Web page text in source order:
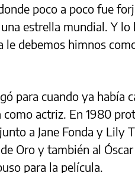
poco a poco fue
estrella mundial. Y
le debemos himnos
para cuando ya había
actriz. En 1980
a Jane Fonda y Lily
Oro y también al
para la película.